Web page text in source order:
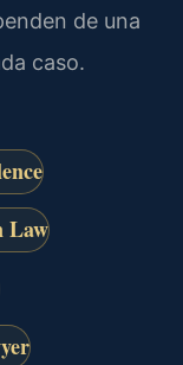
de una
caso.
Law